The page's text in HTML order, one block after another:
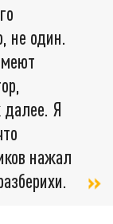
не один.
далее. Я
нажал